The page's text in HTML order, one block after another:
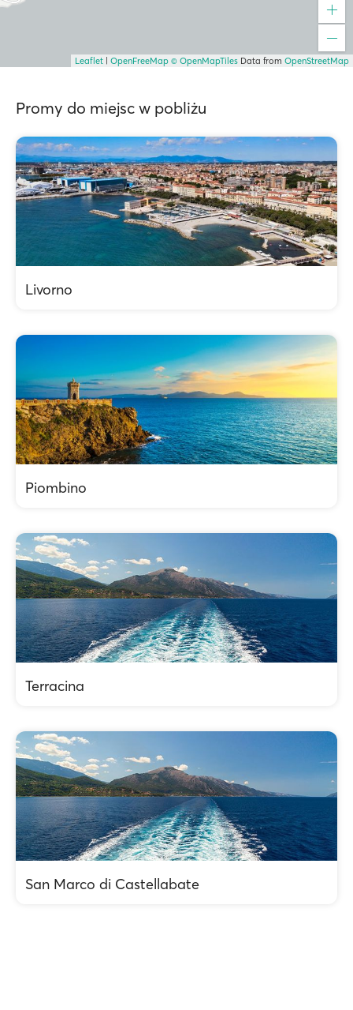
Leaflet OpenFreeMap © OpenMapTiles Data from OpenStreetMap
Promy do miejsc w pobliżu
Livorno
Piombino
Terracina
San Marco di Castellabate